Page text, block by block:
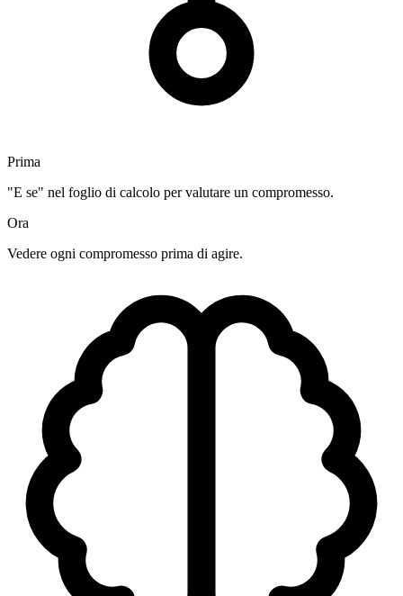
Prima
"E se" nel foglio di calcolo per valutare un compromesso.
Ora
Vedere ogni compromesso prima di agire.